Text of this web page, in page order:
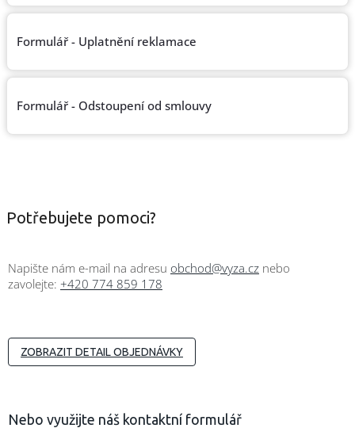
CZK
Formulář - Uplatnění reklamace
Formulář - Odstoupení od smlouvy
Potřebujete pomoci?
Napište nám e-mail na adresu obchod@vyza.cz nebo
zavolejte: +420 774 859 178
ZOBRAZIT DETAIL OBJEDNÁVKY
Nebo využijte náš kontaktní formulář